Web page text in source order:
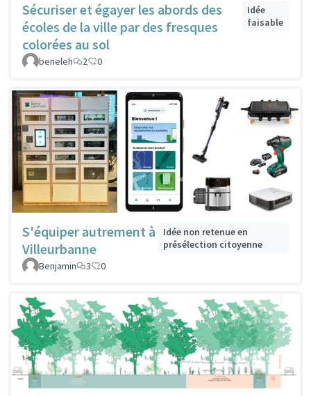
Sécuriser et égayer les abords des
écoles de la ville par des fresques
colorées au sol
Idée
faisable
beneleh 2 0
S'équiper autrement à
Villeurbanne
Idée non retenue en
présélection citoyenne
Benjamin
3 0